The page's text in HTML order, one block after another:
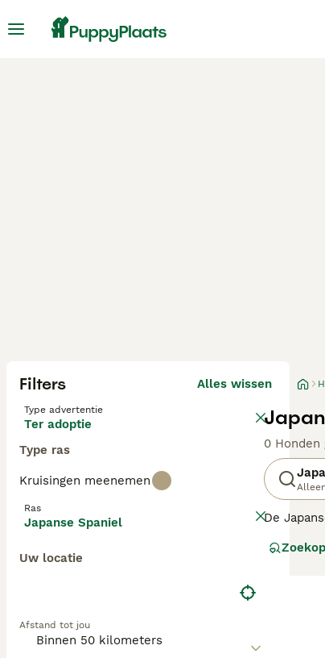
Filters Alles wissen
Type advertentie
Ter adoptie
Type ras
Kruisingen meenemen
Ras
Japanse Spaniel
Uw locatie
Afstand tot jou
0 Honden
De
erg